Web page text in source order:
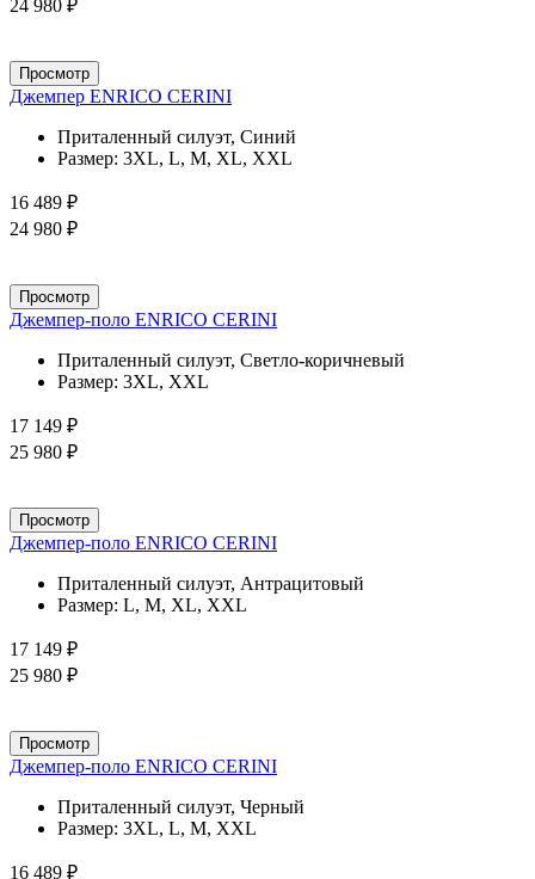
24 980 ₽
Просмотр
Джемпер ENRICO CERINI
Приталенный силуэт, Синий
Размер: 3XL, L, M, XL, XXL
16 489 ₽
24 980 ₽
Просмотр
Джемпер-поло ENRICO CERINI
Приталенный силуэт, Светло-коричневый
Размер: 3XL, XXL
17 149 ₽
25 980 ₽
Просмотр
Джемпер-поло ENRICO CERINI
Приталенный силуэт, Антрацитовый
Размер: L, M, XL, XXL
17 149 ₽
25 980 ₽
Просмотр
Джемпер-поло ENRICO CERINI
Приталенный силуэт, Черный
Размер: 3XL, L, M, XXL
16 489 ₽